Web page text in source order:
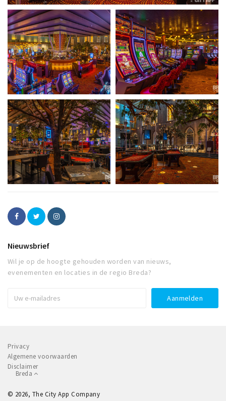
Nieuwsbrief
Wil je op de hoogte gehouden worden van nieuws,
evenementen en locaties in de regio Breda?
Privacy
Algemene voorwaarden
Disclaimer
Breda
© 2026, The City App Company